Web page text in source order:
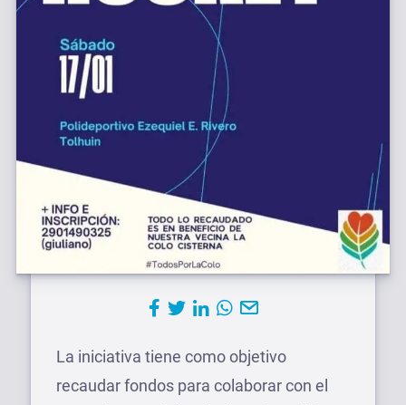
La iniciativa tiene como objetivo
recaudar fondos para colaborar con el